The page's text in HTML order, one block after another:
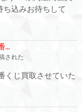
ち込みお待ちして
...
された
くじ買取させていた